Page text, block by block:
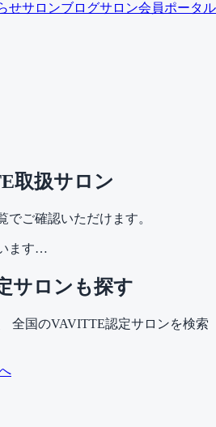
せサロンブログサロン会員ポータル
取扱サロン
でご確認いただけます。
ます…
サロンも探す
全国のVAVITTE認定サロンを検索